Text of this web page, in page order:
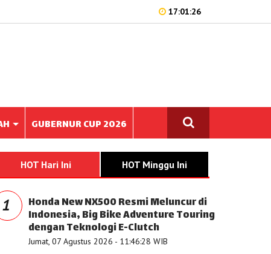
17:01:26
GUBERNUR CUP 2026
HOT Hari Ini HOT Minggu Ini
1 Honda New NX500 Resmi Meluncur di
Indonesia, Big Bike Adventure Touring
dengan Teknologi E-Clutch
Jumat, 07 Agustus 2026 - 11:46:28 WIB